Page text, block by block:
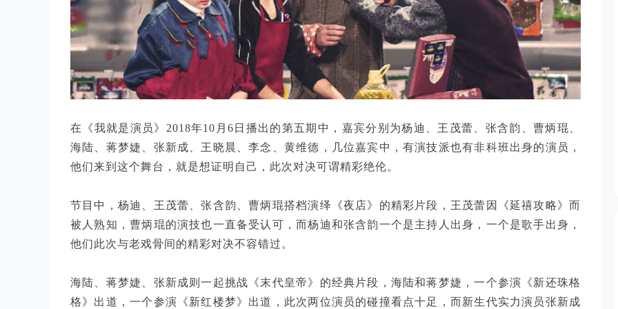
在《我就是演员》2018年10月6日播出的第五期中，嘉宾分别为杨迪、王茂蕾、张含韵、曹炳琨、
海陆、蒋梦婕、张新成、王晓晨、李念、黄维德，几位嘉宾中，有演技派也有非科班出身的演员，
他们来到这个舞台，就是想证明自己，此次对决可谓精彩绝伦。
节目中，杨迪、王茂蕾、张含韵、曹炳琨搭档演绎《夜店》的精彩片段，王茂蕾因《延禧攻略》而
被人熟知，曹炳琨的演技也一直备受认可，而杨迪和张含韵一个是主持人出身，一个是歌手出身，
他们此次与老戏骨间的精彩对决不容错过。
海陆、蒋梦婕、张新成则一起挑战《末代皇帝》的经典片段，海陆和蒋梦婕，一个参演《新还珠格
格》出道，一个参演《新红楼梦》出道，此次两位演员的碰撞看点十足，而新生代实力演员张新成